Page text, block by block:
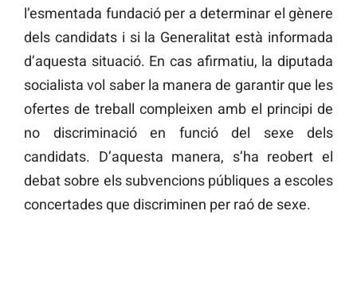
l’esmentada fundació per a determinar el gènere
dels candidats i si la Generalitat està informada
d’aquesta situació. En cas afirmatiu, la diputada
socialista vol saber la manera de garantir que les
ofertes de treball compleixen amb el principi de
no discriminació en funció del sexe dels
candidats. D’aquesta manera, s’ha reobert el
debat sobre els subvencions públiques a escoles
concertades que discriminen per raó de sexe.